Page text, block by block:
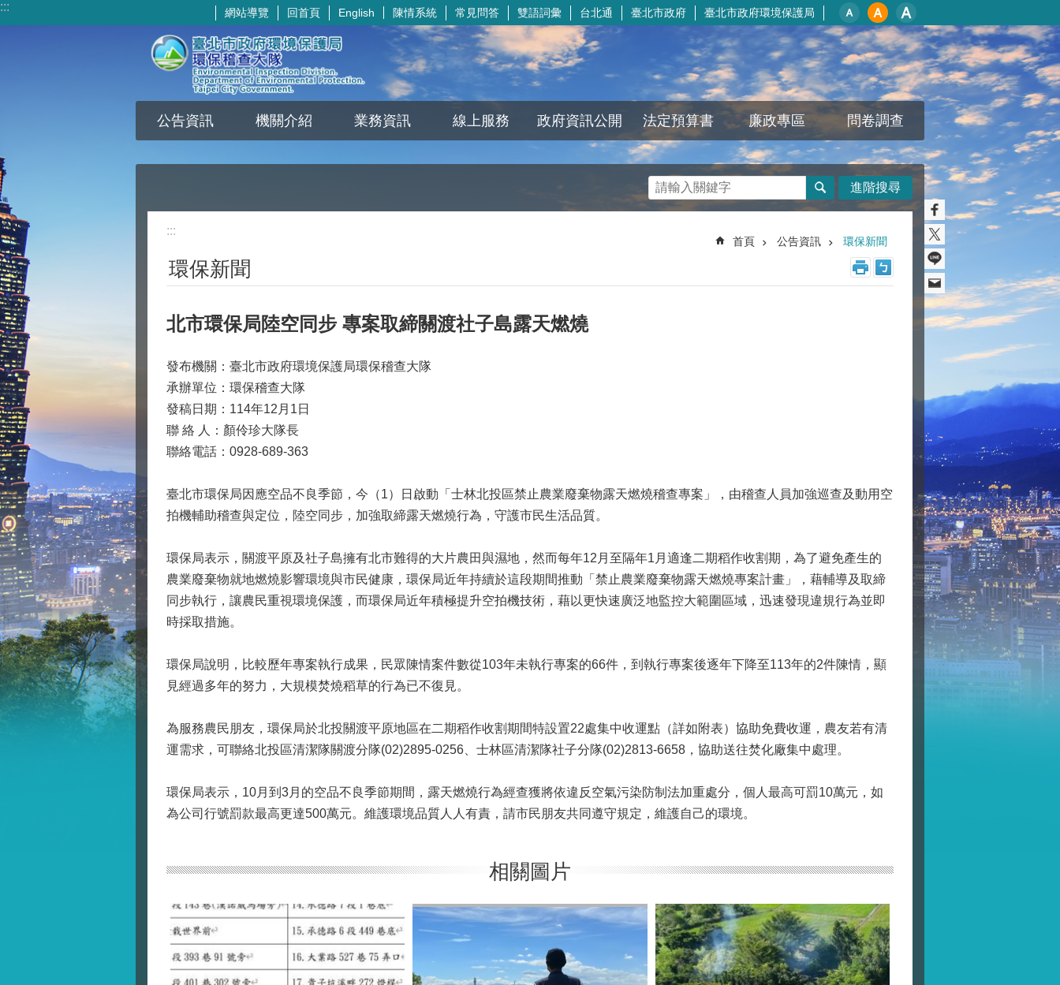
跳到主要內容區塊
::: 網站導覽 回首頁 English 陳情系統 常見問答 雙語詞彙 台北通 臺北市政府 臺北市政府環境保護局
公告資訊 機關介紹 業務資訊 線上服務 政府資訊公開 法定預算書 廉政專區 問卷調查
進階搜尋
:::
首頁 公告資訊 環保新聞
環保新聞
北市環保局陸空同步 專案取締關渡社子島露天燃燒
發布機關：臺北市政府環境保護局環保稽查大隊
承辦單位：環保稽查大隊
發稿日期：114年12月1日
聯 絡 人：顏伶珍大隊長
聯絡電話：0928-689-363
臺北市環保局因應空品不良季節，今（1）日啟動「士林北投區禁止農業廢棄物露天燃燒稽查專案」，由稽查人員加強巡查及動用空
拍機輔助稽查與定位，陸空同步，加強取締露天燃燒行為，守護市民生活品質。
環保局表示，關渡平原及社子島擁有北市難得的大片農田與濕地，然而每年12月至隔年1月適逢二期稻作收割期，為了避免產生的
農業廢棄物就地燃燒影響環境與市民健康，環保局近年持續於這段期間推動「禁止農業廢棄物露天燃燒專案計畫」，藉輔導及取締
同步執行，讓農民重視環境保護，而環保局近年積極提升空拍機技術，藉以更快速廣泛地監控大範圍區域，迅速發現違規行為並即
時採取措施。
環保局說明，比較歷年專案執行成果，民眾陳情案件數從103年未執行專案的66件，到執行專案後逐年下降至113年的2件陳情，顯
見經過多年的努力，大規模焚燒稻草的行為已不復見。
為服務農民朋友，環保局於北投關渡平原地區在二期稻作收割期間特設置22處集中收運點（詳如附表）協助免費收運，農友若有清
運需求，可聯絡北投區清潔隊關渡分隊(02)2895-0256、士林區清潔隊社子分隊(02)2813-6658，協助送往焚化廠集中處理。
環保局表示，10月到3月的空品不良季節期間，露天燃燒行為經查獲將依違反空氣污染防制法加重處分，個人最高可罰10萬元，如
為公司行號罰款最高更達500萬元。維護環境品質人人有責，請市民朋友共同遵守規定，維護自己的環境。
相關圖片